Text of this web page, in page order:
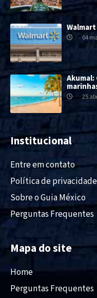
04
25
Institucional
Entre em contato
Política de privacidade
Sobre o Guia México
Perguntas Frequentes
Mapa do site
Home
Perguntas Frequentes